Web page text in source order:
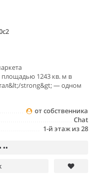
1243 кв. м в
strong&gt; — одном
от собственника
Chat
1-й этаж из 28